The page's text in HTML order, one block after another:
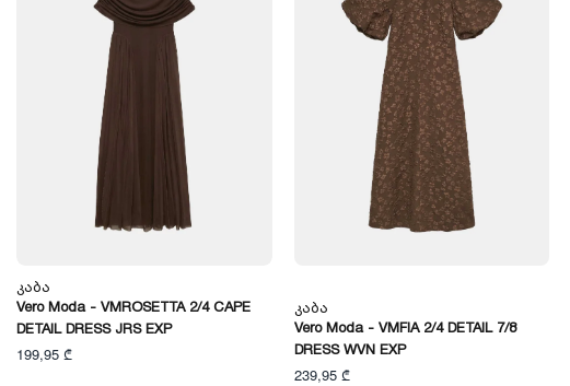
Კაბა
Vero Moda - VMROSETTA 2/4 CAPE
DETAIL DRESS JRS EXP
199,95 ₾
Კაბა
Vero Moda - VMFIA 2/4 DETAIL 7/8
DRESS WVN EXP
239,95 ₾